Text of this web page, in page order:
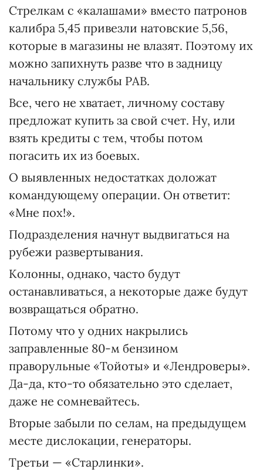
Стрелкам с «калашами» вместо патронов
калибра 5,45 привезли натовские 5,56,
которые в магазины не влазят. Поэтому их
можно запихнуть разве что в задницу
начальнику службы РАВ.
Все, чего не хватает, личному составу
предложат купить за свой счет. Ну, или
взять кредиты с тем, чтобы потом
погасить их из боевых.
О выявленных недостатках доложат
командующему операции. Он ответит:
«Мне пох!».
Подразделения начнут выдвигаться на
рубежи развертывания.
Колонны, однако, часто будут
останавливаться, а некоторые даже будут
возвращаться обратно.
Потому что у одних накрылись
заправленные 80-м бензином
праворульные «Тойоты» и «Лендроверы».
Да-да, кто-то обязательно это сделает,
даже не сомневайтесь.
Вторые забыли по селам, на предыдущем
месте дислокации, генераторы.
Третьи — «Старлинки».